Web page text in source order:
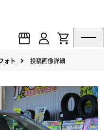
ォト 投稿画像詳細